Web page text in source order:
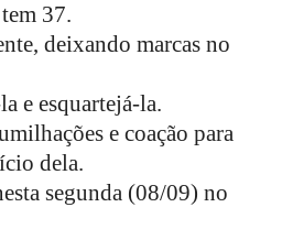
37.
deixando marcas no
e esquartejá-la.
e coação para
dela.
segunda (08/09) no